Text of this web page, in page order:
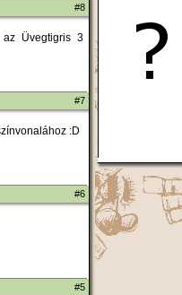
#8
Üvegtigris 3
#7
:D
#6
#5